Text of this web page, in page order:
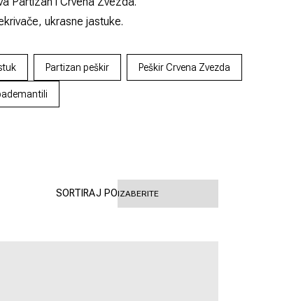
ukrasne jastuke.
Partizan peškir Peškir Crvena Zvezda
SORTIRAJ PO